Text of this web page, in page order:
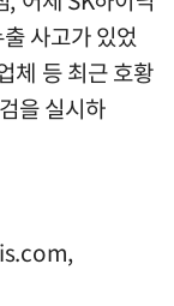
사고가 있었
체 등 최근 호황
을 실시하
,